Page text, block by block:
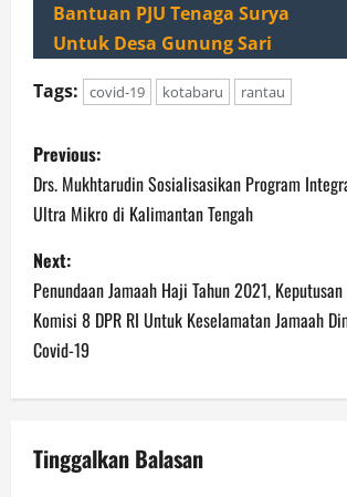
Bantuan PJU Tenaga Surya
Untuk Desa Gunung Sari
Tags:
covid-19 kotabaru rantau
P
o
s
t
n
i
Previous:
Drs. Mukhtarudin Sosialisasikan Program
Ultra Mikro di Kalimantan Tengah
Next:
Penundaan Jamaah Haji Tahun 2021,
Komisi 8 DPR RI Untuk Keselamatan Jamaah
Covid-19
Tinggalkan Balasan